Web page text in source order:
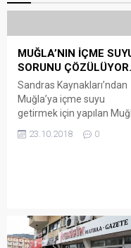
MUĞLA’NIN İÇME
SORUNU
Sandras Kaynakları’ndan
Muğla’ya içme suyu
getirmek için yapılan
projenin hayata
karşılanması hedefleniyor.
Konuyla ilgili Sandras
23.10.2018 0